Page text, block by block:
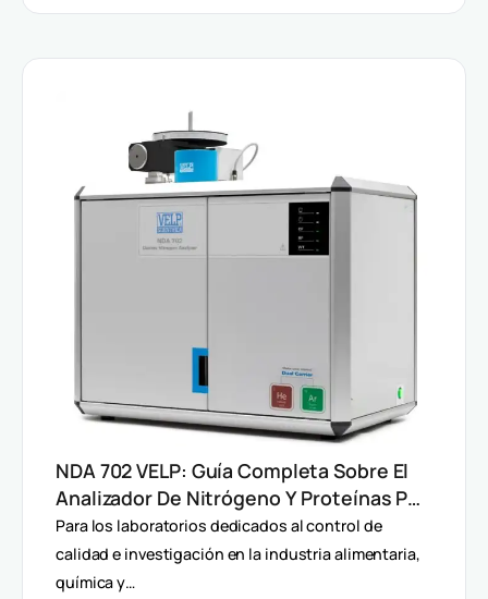
NDA 702 VELP: Guía Completa Sobre El
Analizador De Nitrógeno Y Proteínas Por
Método Dumas
Para los laboratorios dedicados al control de
calidad e investigación en la industria alimentaria,
química y…